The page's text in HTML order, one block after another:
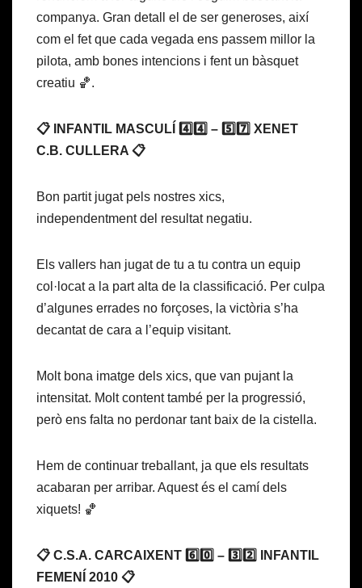
companya. Gran detall el de ser generoses, així
com el fet que cada vegada ens passem millor la
pilota, amb bones intencions i fent un bàsquet
creatiu 🏀.
📋 INFANTIL MASCULÍ 4️⃣4️⃣ – 5️⃣7️⃣ XENET
C.B. CULLERA 📋
Bon partit jugat pels nostres xics,
independentment del resultat negatiu.
Els vallers han jugat de tu a tu contra un equip
col·locat a la part alta de la classificació. Per culpa
d’algunes errades no forçoses, la victòria s’ha
decantat de cara a l’equip visitant.
Molt bona imatge dels xics, que van pujant la
intensitat. Molt content també per la progressió,
però ens falta no perdonar tant baix de la cistella.
Hem de continuar treballant, ja que els resultats
acabaran per arribar. Aquest és el camí dels
xiquets! 🏀
📋 C.S.A. CARCAIXENT 6️⃣0️⃣ – 3️⃣2️⃣ INFANTIL
FEMENÍ 2010 📋